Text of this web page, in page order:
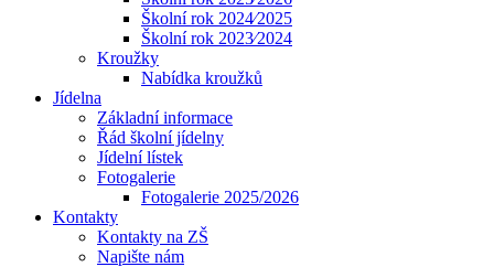
Školní rok 2024⁄2025
Školní rok 2023⁄2024
Kroužky
Nabídka kroužků
Jídelna
Základní informace
Řád školní jídelny
Jídelní lístek
Fotogalerie
Fotogalerie 2025/2026
Kontakty
Kontakty na ZŠ
Napište nám